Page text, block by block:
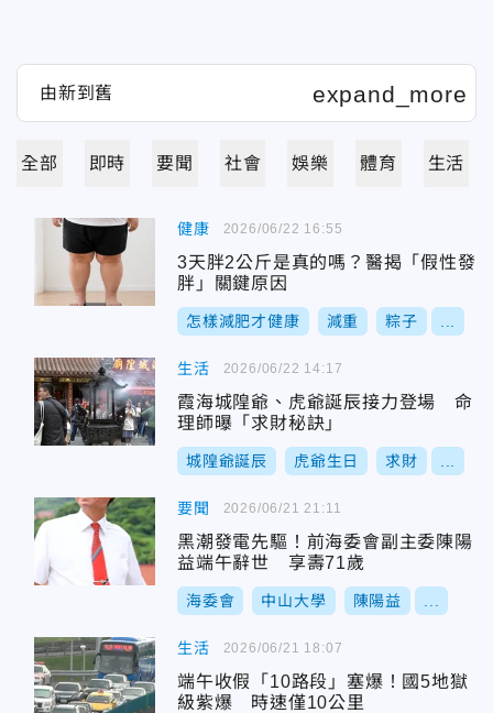
全部 即時 要聞 社會 娛樂 體育 生活
健康
3天胖2公斤是真的嗎？醫揭「假性發
胖」關鍵原因
怎樣減肥才健康 減重 粽子
2026/06/22 16:55
生活
霞海城隍爺、虎爺誕辰接力登場 命
理師曝「求財秘訣」
城隍爺誕辰 虎爺生日 求財
2026/06/22 14:17
要聞
黑潮發電先驅！前海委會副主委陳陽
益端午辭世 享壽71歲
海委會 中山大學 陳陽益
2026/06/21 21:11
生活
端午收假「10路段」塞爆！國5地獄
級紫爆 時速僅10公里
2026/06/21 18:07